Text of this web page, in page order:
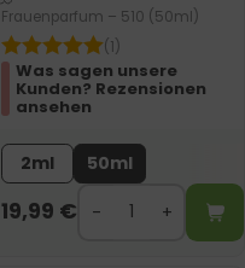
Frauenparfum – 510 (50ml)
(1)
Was sagen unsere
Kunden? Rezensionen
ansehen
2ml 50ml
19,99 €